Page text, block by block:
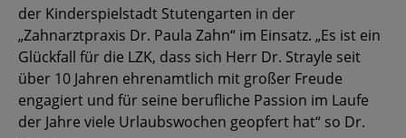
der Kinderspielstadt Stutengarten in der
„Zahnarztpraxis Dr. Paula Zahn“ im Einsatz. „Es ist ein
Glückfall für die LZK, dass sich Herr Dr. Strayle seit
über 10 Jahren ehrenamtlich mit großer Freude
engagiert und für seine berufliche Passion im Laufe
der Jahre viele Urlaubswochen geopfert hat“ so Dr.